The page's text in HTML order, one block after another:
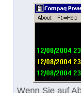
Wenn Sie auf